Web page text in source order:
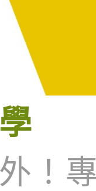
！